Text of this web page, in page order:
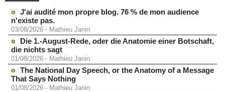
J'ai audité mon propre blog. 76 % de mon audience
n'existe pas.
03/08/2026 - Mathieu Janin
Die 1.-August-Rede, oder die Anatomie einer Botschaft,
die nichts sagt
01/08/2026 - Mathieu Janin
The National Day Speech, or the Anatomy of a Message
That Says Nothing
01/08/2026 - Mathieu Janin